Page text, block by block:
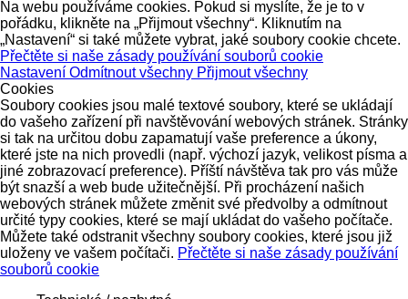
Na webu používáme cookies. Pokud si myslíte, že je to v
pořádku, klikněte na „Přijmout všechny“. Kliknutím na
„Nastavení“ si také můžete vybrat, jaké soubory cookie chcete.
Přečtěte si naše zásady používání souborů cookie
Nastavení Odmítnout všechny Přijmout všechny
Cookies
Soubory cookies jsou malé textové soubory, které se ukládají
do vašeho zařízení při navštěvování webových stránek. Stránky
si tak na určitou dobu zapamatují vaše preference a úkony,
které jste na nich provedli (např. výchozí jazyk, velikost písma a
jiné zobrazovací preference). Příští návštěva tak pro vás může
být snazší a web bude užitečnější. Při procházení našich
webových stránek můžete změnit své předvolby a odmítnout
určité typy cookies, které se mají ukládat do vašeho počítače.
Můžete také odstranit všechny soubory cookies, které jsou již
uloženy ve vašem počítači. Přečtěte si naše zásady používání
souborů cookie